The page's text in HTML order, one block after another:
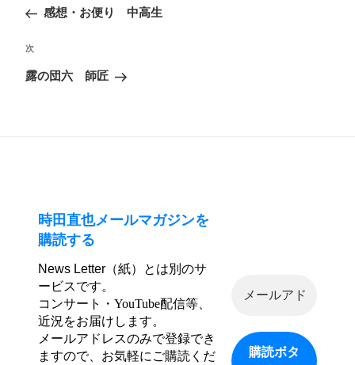
ナ
ビ
ゲ
ー
の
稿
感想・お便り 中高生
次
の
次
露の団六 師匠
時田直也メールマガジンを
購読する
News Letter（紙）とは別のサ
ービスです。
コンサート・YouTube配信等、
近況をお届けします。
メールアドレスのみで登録でき
ますので、お気軽にご購読くだ